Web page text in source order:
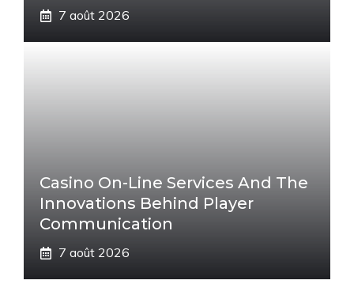
7 août 2026
Casino On-Line Services And The
Innovations Behind Player
Communication
7 août 2026